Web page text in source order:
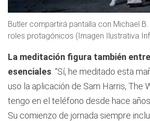
Butler compartirá pantalla con Michael
roles protagónicos (Imagen Ilustrativa
La meditación figura también
esenciales . “Sí, he meditado esta
uso la aplicación de Sam Harris, The
tengo en el teléfono desde hace
Su comienzo de jornada siempre